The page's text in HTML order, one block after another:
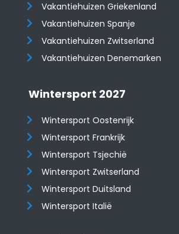
Vakantiehuizen Griekenland
Vakantiehuizen Spanje
​​​​​​​Vakantiehuizen Zwitserland
Vakantiehuizen Denemarken
Wintersport 2027
Wintersport Oostenrijk
Wintersport Frankrijk
Wintersport Tsjechië
Wintersport Zwitserland
Wintersport Duitsland
Wintersport Italië